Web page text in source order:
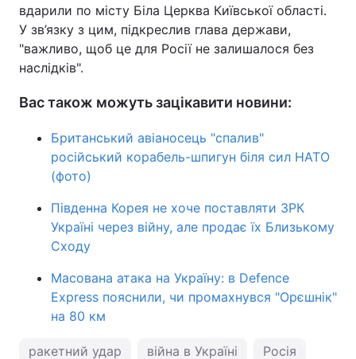
вдарили по місту Біла Церква Київської області.
У зв’язку з цим, підкреслив глава держави,
"важливо, щоб це для Росії не залишалося без
наслідків".
Вас також можуть зацікавити новини:
Британський авіаносець "спалив"
російський корабель-шпигун біля сил НАТО
(фото)
Південна Корея не хоче поставляти ЗРК
Україні через війну, але продає їх Близькому
Сходу
Масована атака на Україну: в Defence
Express пояснили, чи промахнувся "Орєшнік"
на 80 км
ракетний удар війна в Україні Росія